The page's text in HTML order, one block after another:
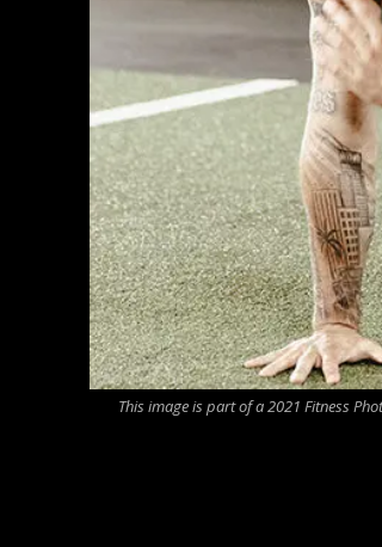
This image is part of a 2021 Fitness